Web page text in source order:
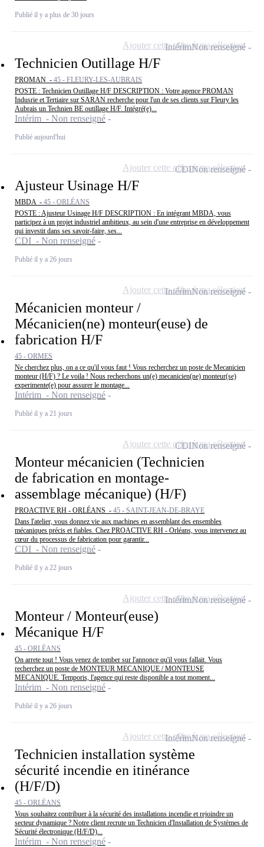
Publié il y a plus de 30 jours
Technicien Outillage H/F
PROMAN - 45 - FLEURY-LES-AUBRAIS
POSTE : Technicien Outillage H/F DESCRIPTION : Votre agence PROMAN
Indusrie et Tertiaire sur SARAN recherche pour l'un de ses clients sur Fleury les
Aubrais un Technien BE outillage H/F. Intégré(e)...
Intérim - Non renseigné
Publié aujourd'hui
IntérimNon renseigné
Ajouter cette offre à ma sélection
Ajusteur Usinage H/F
MBDA - 45 - ORLÉANS
POSTE : Ajusteur Usinage H/F DESCRIPTION : En intégrant MBDA, vous
participez à un projet industriel ambitieux, au sein d'une entreprise en développement
qui investit dans ses savoir-faire, ses...
CDI - Non renseigné
Publié il y a 26 jours
CDINon renseigné
Ajouter cette offre à ma sélection
Mécanicien monteur /
Mécanicien(ne) monteur(euse) de
fabrication H/F
45 - ORMES
Ne cherchez plus, on a ce qu'il vous faut ! Vous recherchez un poste de Mecanicien
monteur (H/F) ? Le voila ! Nous recherchons un(e) mecanicien(ne) monteur(se)
experimente(e) pour assurer le montage...
Intérim - Non renseigné
Publié il y a 21 jours
IntérimNon renseigné
Ajouter cette offre à ma sélection
Monteur mécanicien (Technicien
de fabrication en montage-
assemblage mécanique) (H/F)
PROACTIVE RH - ORLÉANS - 45 - SAINT-JEAN-DE-BRAYE
Dans l'atelier, vous donnez vie aux machines en assemblant des ensembles
mécaniques précis et fiables. Chez PROACTIVE RH - Orléans, vous intervenez au
cœur du processus de fabrication pour garantir...
CDI - Non renseigné
Publié il y a 22 jours
CDINon renseigné
Ajouter cette offre à ma sélection
Monteur / Monteur(euse)
Mécanique H/F
45 - ORLÉANS
On arrete tout ! Vous venez de tomber sur l'annonce qu'il vous fallait. Vous
recherchez un poste de MONTEUR MECANIQUE / MONTEUSE
MECANIQUE. Temporis, l'agence qui reste disponible a tout moment...
Intérim - Non renseigné
Publié il y a 26 jours
IntérimNon renseigné
Ajouter cette offre à ma sélection
Technicien installation système
sécurité incendie en itinérance
(H/F/D)
45 - ORLÉANS
Vous souhaitez contribuer à la sécurité des installations incendie et rejoindre un
secteur dynamique ? Notre client recrute un Technicien d'Installation de Systèmes de
Sécurité électronique (H/F/D)...
Intérim - Non renseigné
IntérimNon renseigné
Ajouter cette offre à ma sélection